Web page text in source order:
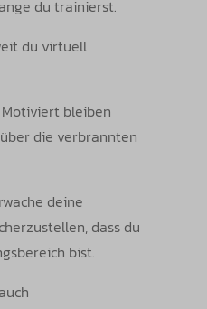
du trainierst.
du virtuell
bleiben
die verbrannten
deine
dass du
bist.